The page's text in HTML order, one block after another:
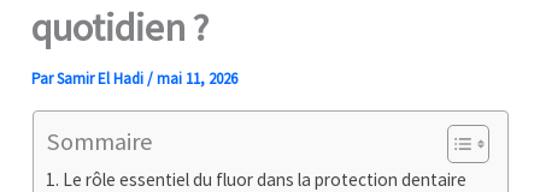
quotidien ?
ParSamir El Hadi/mai 11, 2026
Sommaire
Le rôle essentiel du fluor dans la protection dentaire